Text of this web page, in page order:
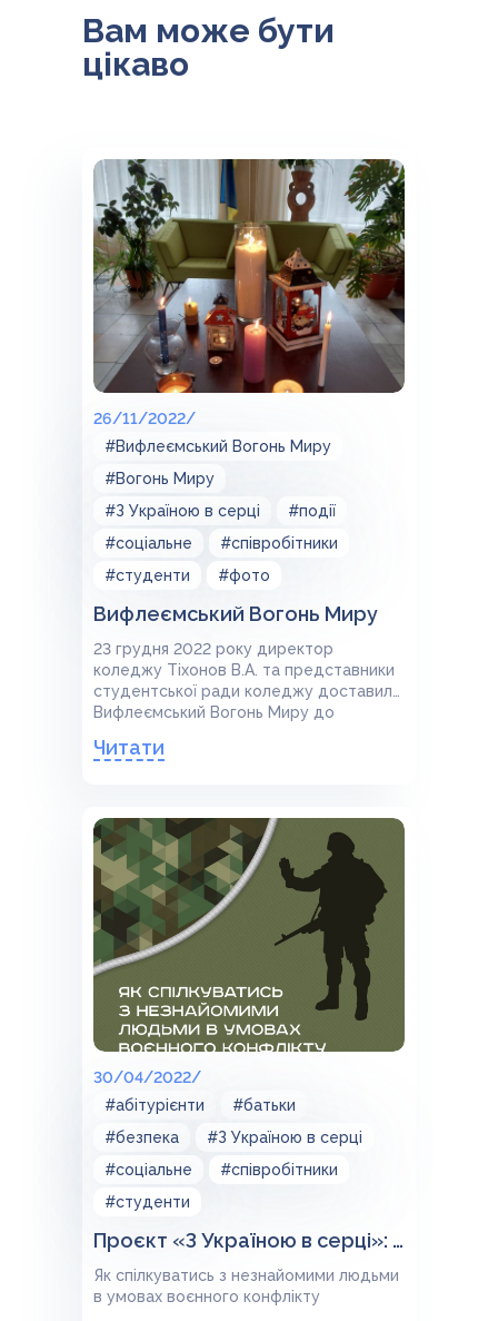
Вам може бути
цікаво
26/11/2022/
#Вифлеємський Вогонь Миру
#Вогонь Миру
#З Україною в серці
#події
#соціальне
#співробітники
#студенти
#фото
Вифлеємський Вогонь Миру
23 грудня 2022 року директор
коледжу Тіхонов В.А. та представники
студентської ради коледжу доставили
Вифлеємський Вогонь Миру до
коледжу радіоелектроніки.
Читати
30/04/2022/
#абітурієнти
#батьки
#безпека
#З Україною в серці
#соціальне
#співробітники
#студенти
Проєкт «З Україною в серці»: Спілкування
Як спілкуватись з незнайомими людьми
в умовах воєнного конфлікту